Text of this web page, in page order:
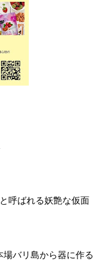
呼ばれる妖艶な仮面
バリ島から器に作る